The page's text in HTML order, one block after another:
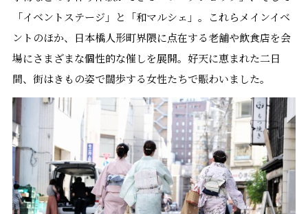
「イベントステージ」と「和マルシェ」。これらメインイベ
ントのほか、日本橋人形町界隈に点在する老舗や飲食店を会
場にさまざまな個性的な催しを展開。好天に恵まれた二日
間、街はきもの姿で闊歩する女性たちで賑わいました。